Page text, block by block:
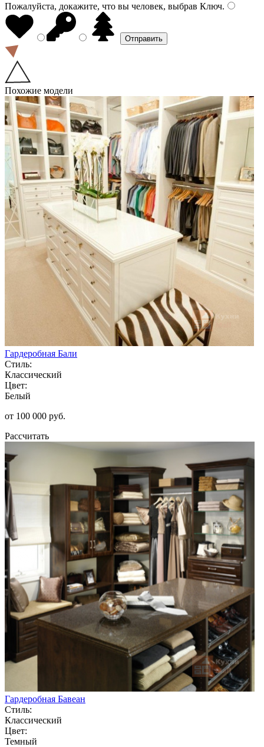
Пожалуйста, докажите, что вы человек, выбрав Ключ.
Похожие модели
Гардеробная Бали
Стиль:
Классический
Цвет:
Белый
от 100 000 руб.
Рассчитать
Гардеробная Бавеан
Стиль:
Классический
Цвет:
Темный